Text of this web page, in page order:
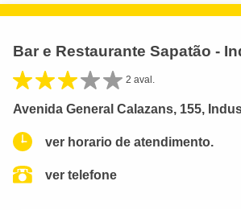
Bar e Restaurante Sapatão -
2 aval.
Avenida General Calazans, 155,
ver horario de atendimento.
ver telefone